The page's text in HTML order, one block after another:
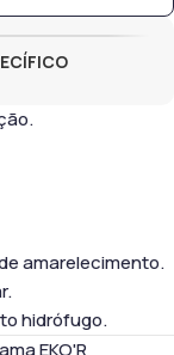
amarelecimento.
hidrófugo.
EKO'R